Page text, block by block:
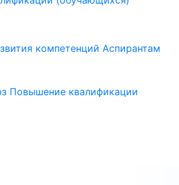
компетенций Аспирантам
Повышение квалификации